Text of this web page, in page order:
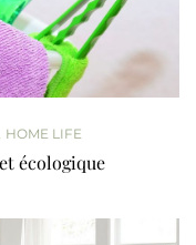
HOME LIFE
écologique